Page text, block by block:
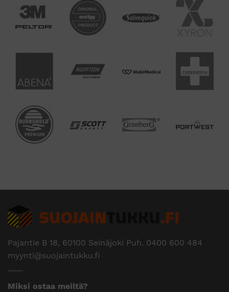
Pajantie B 18, 60100 Seinäjoki Puh. 0400 600 484
myynti@suojaintukku.fi
Miksi ostaa meiltä?